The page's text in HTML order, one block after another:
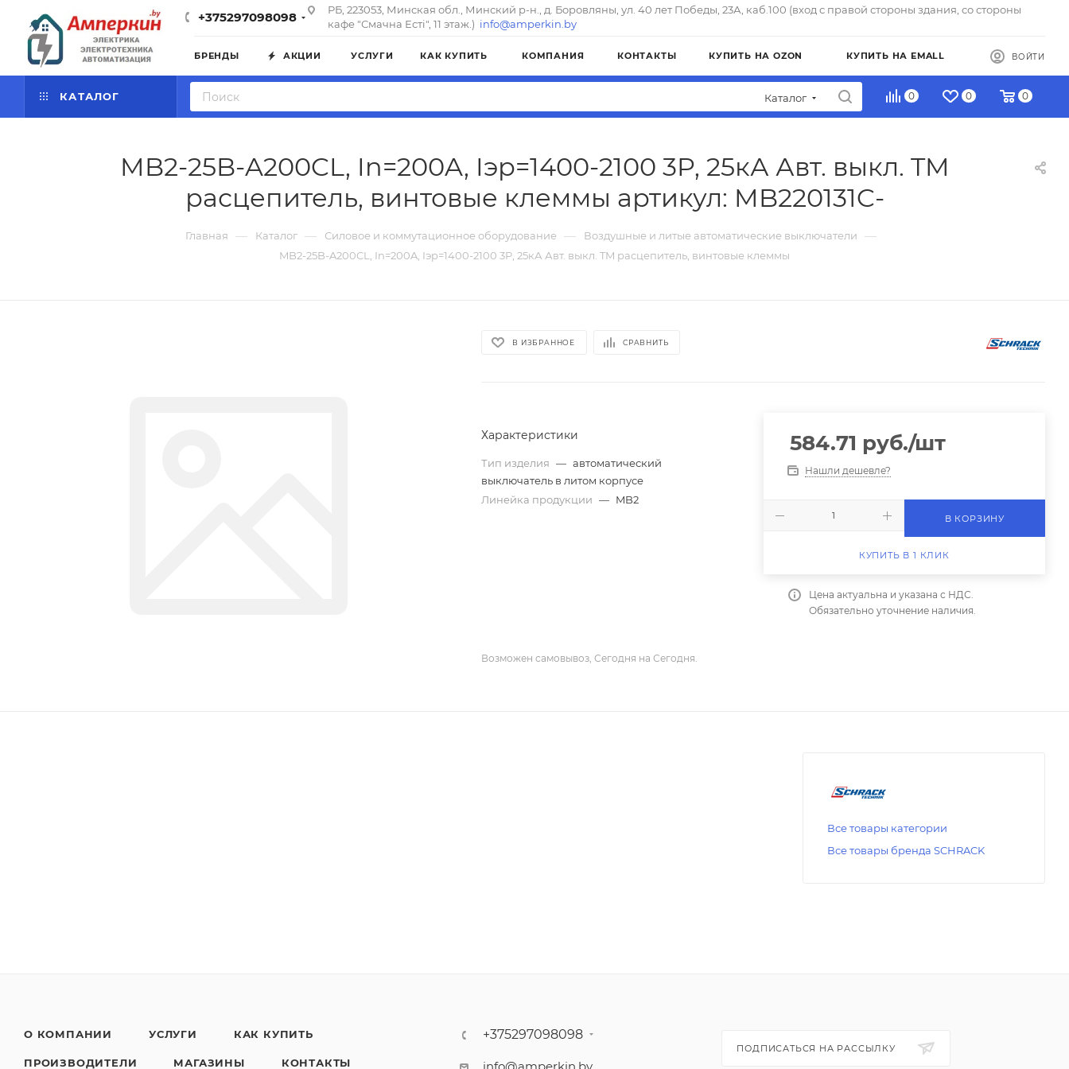
+375297098098
РБ, 223053, Минская обл., Минский р-н., д. Боровляны, ул. 40 лет Победы, 23А, каб.100 (вход с правой стороны здания, со стороны
кафе "Смачна Естi", 11 этаж.) info@amperkin.by
БРЕНДЫ АКЦИИ УСЛУГИ КАК КУПИТЬ КОМПАНИЯ КОНТАКТЫ КУПИТЬ НА OZON КУПИТЬ НА EMALL ВОЙТИ
КАТАЛОГ Каталог 0 0 0
MB2-25B-A200CL, In=200A, Iэр=1400-2100 3P, 25кА Авт. выкл. TM
расцепитель, винтовые клеммы артикул: MB220131C-
Главная — Каталог — Силовое и коммутационное оборудование — Воздушные и литые автоматические выключатели —
MB2-25B-A200CL, In=200A, Iэр=1400-2100 3P, 25кА Авт. выкл. TM расцепитель, винтовые клеммы
В ИЗБРАННОЕ СРАВНИТЬ
Характеристики
Тип изделия — автоматический
выключатель в литом корпусе
Линейка продукции — MB2
584.71 руб./шт
Нашли дешевле?
В КОРЗИНУ
КУПИТЬ В 1 КЛИК
Цена актуальна и указана с НДС.
Обязательно уточнение наличия.
Возможен самовывоз, Сегодня на Сегодня.
Все товары категории
Все товары бренда SCHRACK
О КОМПАНИИ УСЛУГИ КАК КУПИТЬ
ПРОИЗВОДИТЕЛИ МАГАЗИНЫ КОНТАКТЫ
+375297098098
ПОДПИСАТЬСЯ НА РАССЫЛКУ